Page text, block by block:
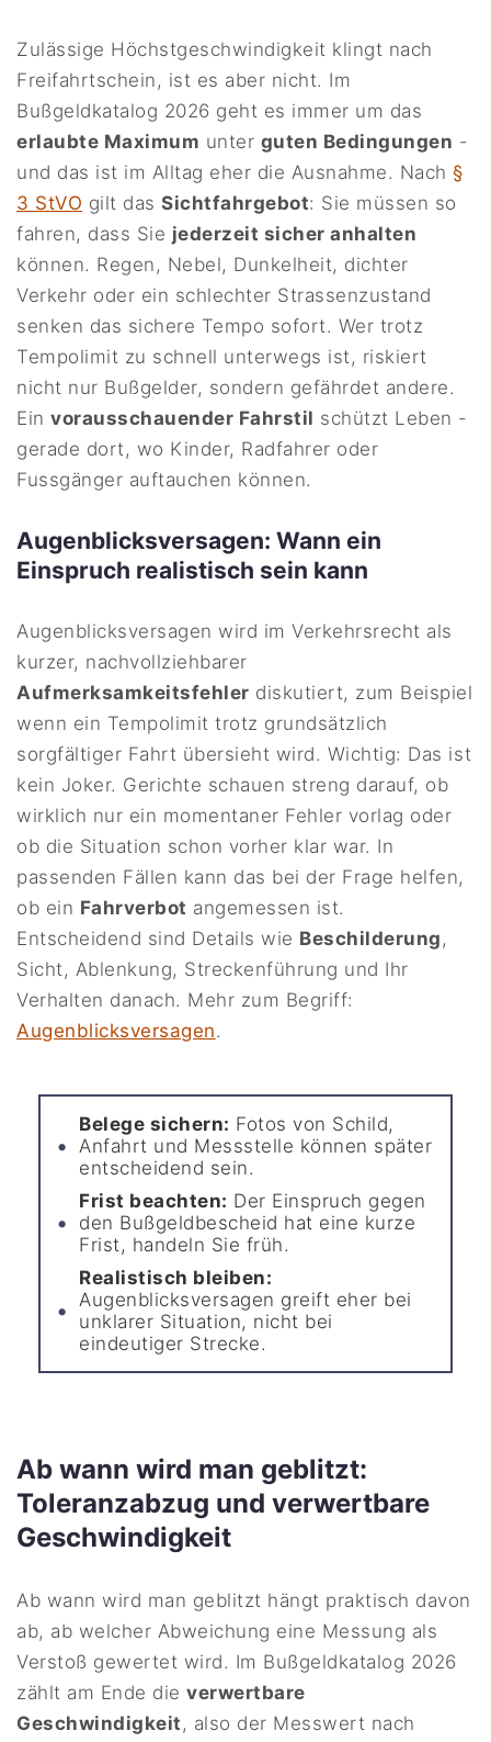
Zulässige Höchstgeschwindigkeit klingt nach
Freifahrtschein, ist es aber nicht. Im
Bußgeldkatalog 2026 geht es immer um das
erlaubte Maximum unter guten Bedingungen -
und das ist im Alltag eher die Ausnahme. Nach §
3 StVO gilt dasSichtfahrgebot: Sie müssen so
fahren, dass Sie jederzeit sicher anhalten
können. Regen, Nebel, Dunkelheit, dichter
Verkehr oder ein schlechter Strassenzustand
senken das sichere Tempo sofort. Wer trotz
Tempolimit zu schnell unterwegs ist, riskiert
nicht nur Bußgelder, sondern gefährdet andere.
Einvorausschauender Fahrstil schützt Leben -
gerade dort, wo Kinder, Radfahrer oder
Fussgänger auftauchen können.
Augenblicksversagen: Wann ein
Einspruch realistisch sein kann
Augenblicksversagen wird im Verkehrsrecht als
kurzer, nachvollziehbarer
Aufmerksamkeitsfehler diskutiert, zum Beispiel
wenn ein Tempolimit trotz grundsätzlich
sorgfältiger Fahrt übersieht wird. Wichtig: Das ist
kein Joker. Gerichte schauen streng darauf, ob
wirklich nur ein momentaner Fehler vorlag oder
ob die Situation schon vorher klar war. In
passenden Fällen kann das bei der Frage helfen,
ob ein Fahrverbot angemessen ist.
Entscheidend sind Details wie Beschilderung,
Sicht, Ablenkung, Streckenführung und Ihr
Verhalten danach. Mehr zum Begriff:
Augenblicksversagen.
Belege sichern: Fotos von Schild,
Anfahrt und Messstelle können später
entscheidend sein.
Frist beachten: Der Einspruch gegen
den Bußgeldbescheid hat eine kurze
Frist, handeln Sie früh.
Realistisch bleiben:
Augenblicksversagen greift eher bei
unklarer Situation, nicht bei
eindeutiger Strecke.
Ab wann wird man geblitzt:
Toleranzabzug und verwertbare
Geschwindigkeit
Ab wann wird man geblitzt hängt praktisch davon
ab, ab welcher Abweichung eine Messung als
Verstoß gewertet wird. Im Bußgeldkatalog 2026
zählt am Ende dieverwertbare
Geschwindigkeit, also der Messwert nach